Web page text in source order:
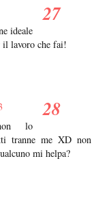
ideale
lavoro che fai!
lo
tranne me XD non
mi helpa?